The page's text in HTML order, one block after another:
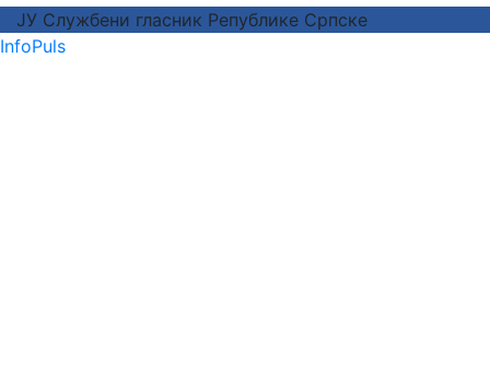
ЈУ Службени гласник Републике Српске
InfoPuls